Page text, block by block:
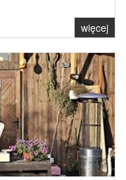
więcej